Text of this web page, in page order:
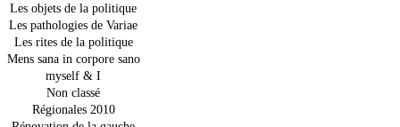
Les objets de la politique
Les pathologies de Variae
Les rites de la politique
Mens sana in corpore sano
myself & I
Non classé
Régionales 2010